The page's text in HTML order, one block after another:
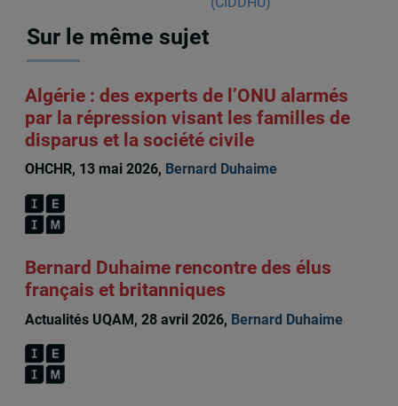
Sur le même sujet
Algérie : des experts de l’ONU alarmés
par la répression visant les familles de
disparus et la société civile
OHCHR, 13 mai 2026, Bernard Duhaime
Bernard Duhaime rencontre des élus
français et britanniques
Actualités UQAM, 28 avril 2026, Bernard Duhaime